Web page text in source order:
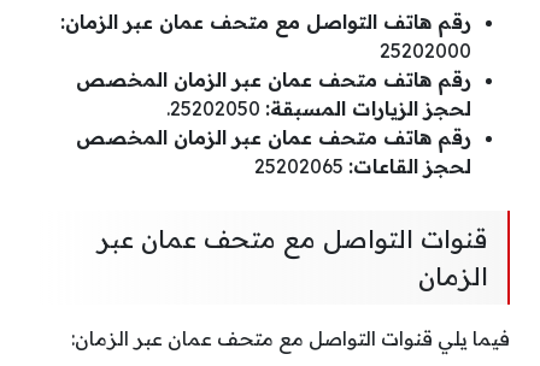
رقم هاتف التواصل مع متحف عمان عبر الزمان:
25202000
رقم هاتف متحف عمان عبر الزمان المخصص
لحجز الزيارات المسبقة:
رقم هاتف متحف عمان عبر الزمان المخصص
لحجز القاعات:
قنوات التواصل مع متحف عمان عبر
الزمان
فيما يلي قنوات التواصل مع متحف عمان عبر الزمان: